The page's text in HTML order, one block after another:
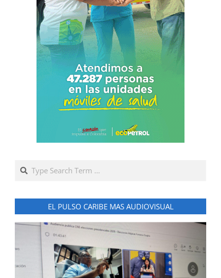
Search
EL PULSO CARIBE MAS AUDIOVISUAL